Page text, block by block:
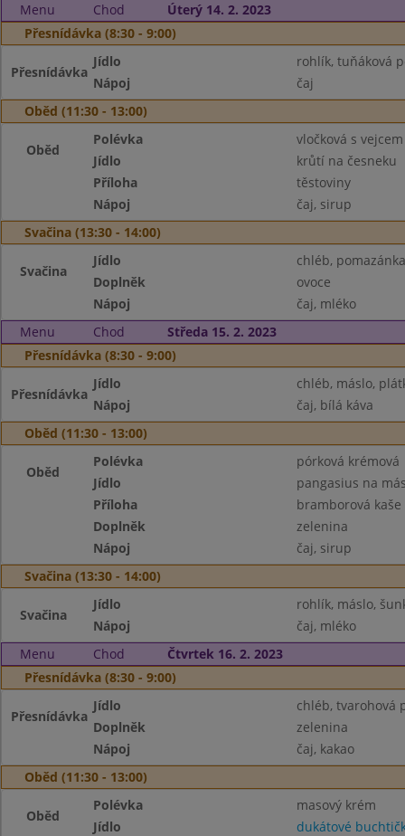
Menu Chod
Úterý 14. 2. 2023
Přesnídávka (8:30 - 9:00)
Přesnídávka
Jídlo
rohlík, tuňáková
Nápoj
čaj
Oběd (11:30 - 13:00)
Oběd
Polévka
vločková s vejcem
Jídlo
krůtí na česneku
Příloha
těstoviny
Nápoj
čaj, sirup
Svačina (13:30 - 14:00)
Svačina
Jídlo
chléb,
Doplněk
ovoce
Nápoj
čaj, mléko
Menu
Chod
Středa 15. 2. 2023
Přesnídávka (8:30 - 9:00)
Přesnídávka
Jídlo
chléb, máslo,
Nápoj
čaj, bílá káva
Oběd (11:30 - 13:00)
Oběd
Polévka
pórková krémová
Jídlo
pangasius na
Příloha
bramborová kaše
Doplněk
zelenina
Nápoj
čaj, sirup
Svačina (13:30 - 14:00)
Svačina
Jídlo
rohlík, máslo,
Nápoj
čaj, mléko
Menu
Chod
Čtvrtek 16. 2. 2023
Přesnídávka (8:30 - 9:00)
Přesnídávka
Jídlo
chléb, tvarohová
Doplněk
zelenina
Nápoj
čaj, kakao
Oběd (11:30 - 13:00)
Oběd
Polévka
masový krém
Jídlo
dukátové